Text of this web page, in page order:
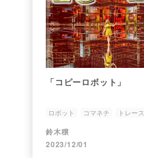
「コピーロボット」
ロボット コマネチ トレース
鈴木穣
2023/12/01